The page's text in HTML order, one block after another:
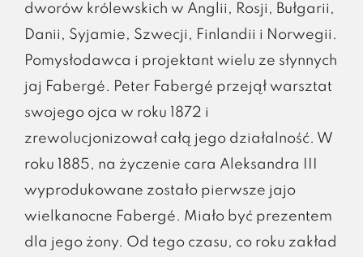
dworów królewskich w Anglii, Rosji, Bułgarii,
Danii, Syjamie, Szwecji, Finlandii i Norwegii.
Pomysłodawca i projektant wielu ze słynnych
jaj Fabergé. Peter Fabergé przejął warsztat
swojego ojca w roku 1872 i
zrewolucjonizował całą jego działalność. W
roku 1885, na życzenie cara Aleksandra III
wyprodukowane zostało pierwsze jajo
wielkanocne Fabergé. Miało być prezentem
dla jego żony. Od tego czasu, co roku zakład